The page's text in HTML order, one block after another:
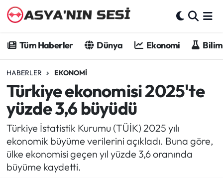
Tüm Haberler Dünya Ekonomi
HABERLER EKONOMI
Türkiye ekonomisi 2025'te
yüzde 3,6 büyüdü
Türkiye İstatistik Kurumu (TÜİK) 2025 yılı
ekonomik büyüme verilerini açıkladı. Buna göre,
ülke ekonomisi geçen yıl yüzde 3,6 oranında
büyüme kaydetti.
Dünya
Ekonomi
Bilim - Teknoloji
Kültür - Sanat
Spor